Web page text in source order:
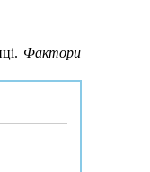
Фактори